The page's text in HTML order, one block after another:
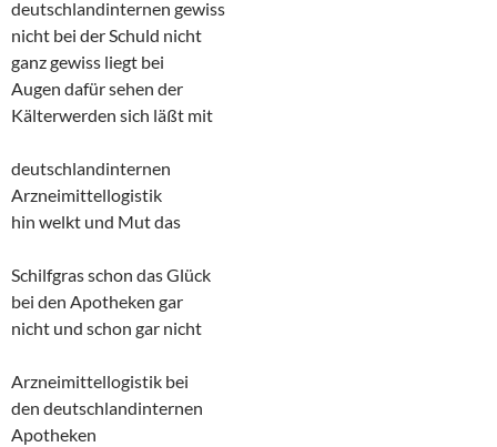
deutschlandinternen gewiss
nicht bei der Schuld nicht
ganz gewiss liegt bei
Augen dafür sehen der
Kälterwerden sich läßt mit
deutschlandinternen
Arzneimittellogistik
hin welkt und Mut das
Schilfgras schon das Glück
bei den Apotheken gar
nicht und schon gar nicht
Arzneimittellogistik bei
den deutschlandinternen
Apotheken